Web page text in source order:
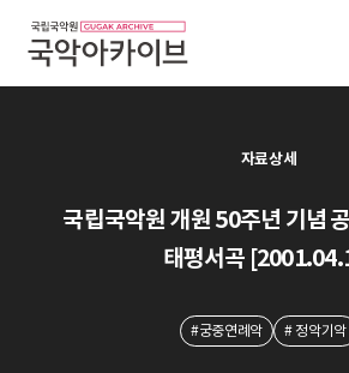
자료상세
국립국악원 개원 50주년 기념
태평서곡
#궁중연례악 # 정악기악